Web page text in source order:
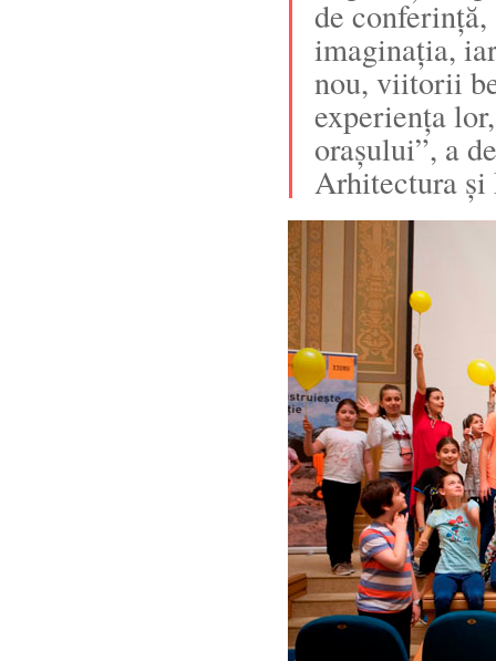
de conferință,
imaginația,
nou, viitorii
experiența
orașului”, a
Arhitectura și